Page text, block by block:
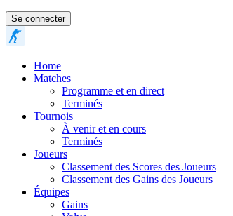
Se connecter
Home
Matches
Programme et en direct
Terminés
Tournois
À venir et en cours
Terminés
Joueurs
Classement des Scores des Joueurs
Classement des Gains des Joueurs
Équipes
Gains